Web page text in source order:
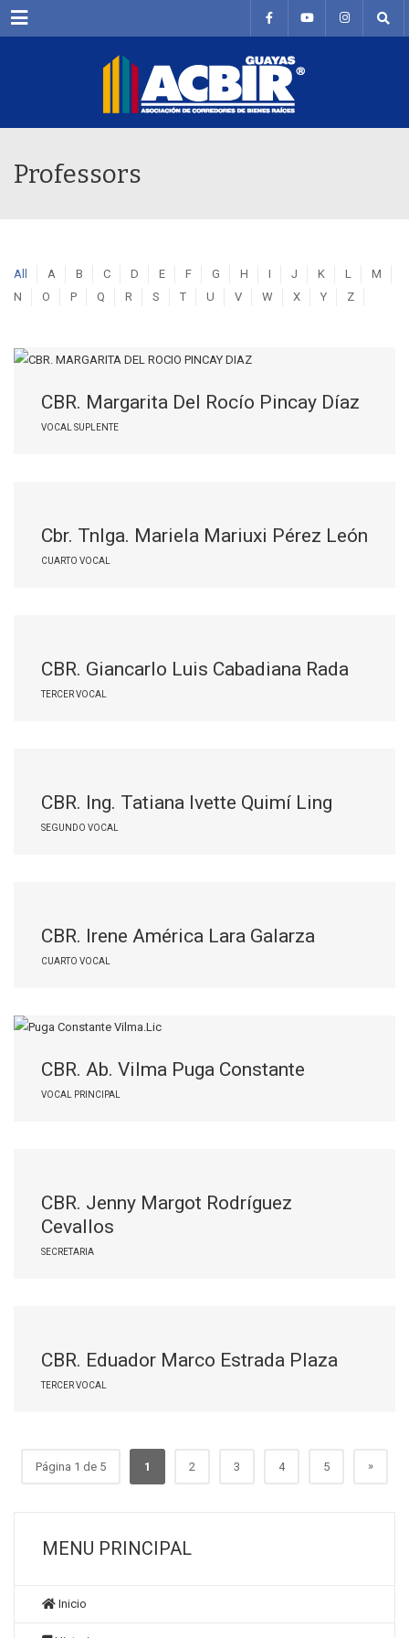
Menu
Professors
All A B C D E F G H I J K L
M
N
O P Q R S T U V W X Y Z
CBR. Margarita Del Rocío Pincay Díaz
VOCAL SUPLENTE
Cbr. Tnlga. Mariela Mariuxi Pérez León
CUARTO VOCAL
CBR. Giancarlo Luis Cabadiana Rada
TERCER VOCAL
CBR. Ing. Tatiana Ivette Quimí Ling
SEGUNDO VOCAL
CBR. Irene América Lara Galarza
CUARTO VOCAL
CBR. Ab. Vilma Puga Constante
VOCAL PRINCIPAL
CBR. Jenny Margot Rodríguez
Cevallos
SECRETARIA
CBR. Eduador Marco Estrada Plaza
TERCER VOCAL
Página 1 de 5 1 2 3 4 5 »
MENU PRINCIPAL
Inicio